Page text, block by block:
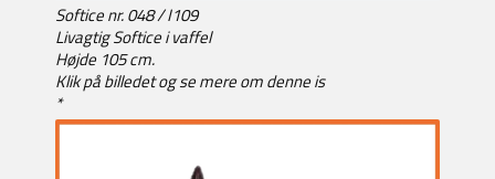
Softice nr. 048 / I109
Livagtig Softice i vaffel
Højde 105 cm.
Klik på billedet og se mere om denne is
*